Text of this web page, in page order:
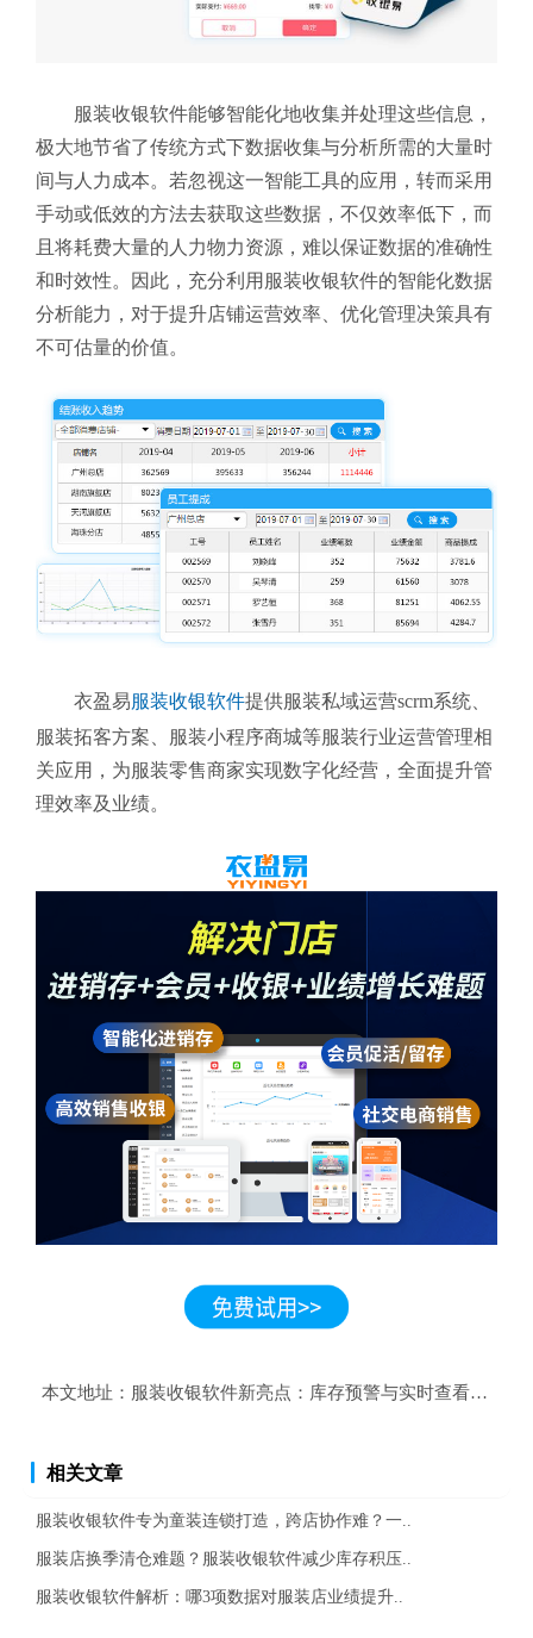
服装收银软件能够智能化地收集并处理这些信息，
极大地节省了传统方式下数据收集与分析所需的大量时
间与人力成本。若忽视这一智能工具的应用，转而采用
手动或低效的方法去获取这些数据，不仅效率低下，而
且将耗费大量的人力物力资源，难以保证数据的准确性
和时效性。因此，充分利用服装收银软件的智能化数据
分析能力，对于提升店铺运营效率、优化管理决策具有
不可估量的价值。
衣盈易服装收银软件提供服装私域运营scrm系统、
服装拓客方案、服装小程序商城等服装行业运营管理相
关应用，为服装零售商家实现数字化经营，全面提升管
理效率及业绩。
本文地址： 服装收银软件新亮点：库存预警与实时查看，双重
相关文章
服装收银软件专为童装连锁打造，跨店协作难？一..
服装店换季清仓难题？服装收银软件减少库存积压..
服装收银软件解析：哪3项数据对服装店业绩提升..